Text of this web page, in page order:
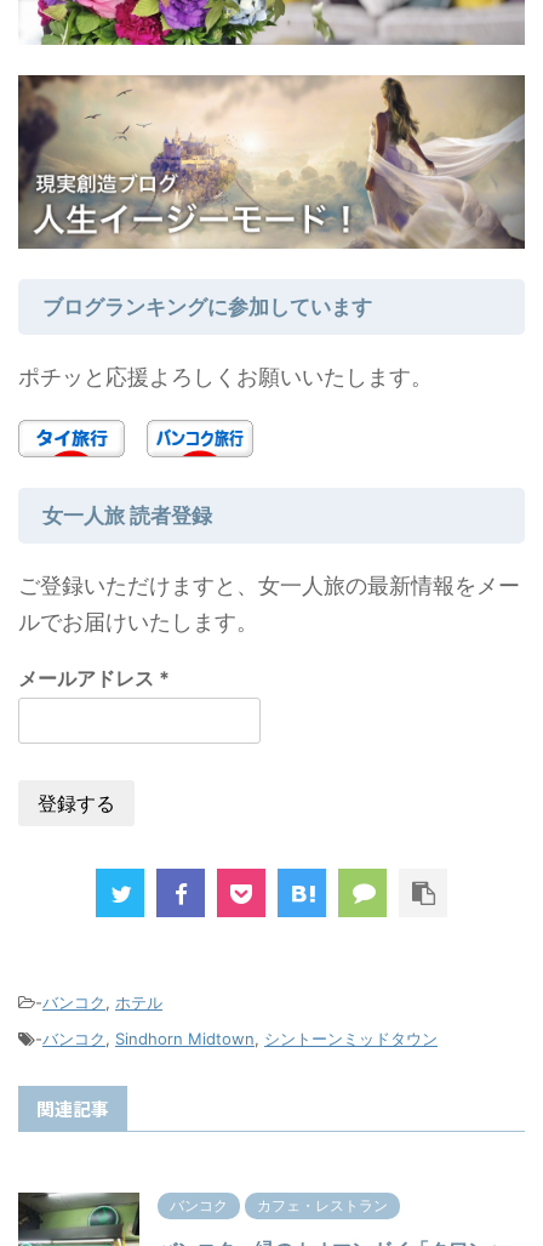
ブログランキングに参加しています
ポチッと応援よろしくお願いいたします。
女一人旅 読者登録
ご登録いただけますと、女一人旅の最新情報をメー
ルでお届けいたします。
メールアドレス *
-バンコク, ホテル
-バンコク, Sindhorn Midtown, シントーンミッドタウン
関連記事
バンコク カフェ・レストラン